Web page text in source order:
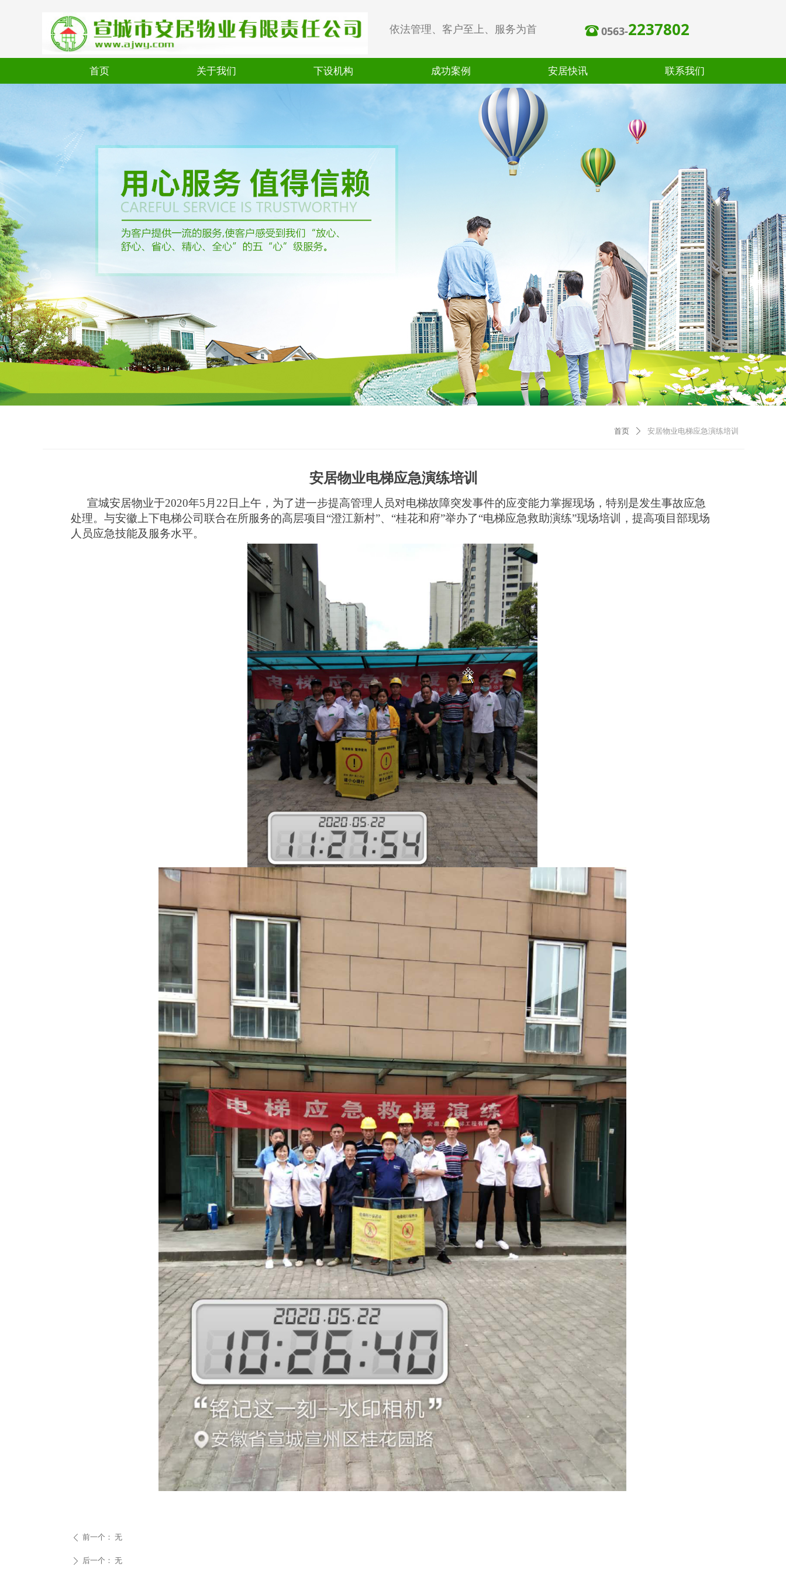
依法管理、客户至上、服务为首 뀰0563-2237802
首页 关于我们 下设机构 成功案例 安居快讯 联系我们
宣城安居物业于2020年5 月 22 日
上午，为了进一步提高管理人员对电梯故障突发事件的应变能力掌握现场，特别是发生事故应急
处理。 与安徽上下电梯公司联合在所服务的高层项目 “澄江新村”、 “桂花和府”举办了“电梯应急救助演练”现场培训， 提高项目部现场
人员应急技能及服务水平。
ꄴ 前一个： 无
ꄲ 后一个： 无
首页 ꄲ 安居物业电梯应急演练培训
安居物业电梯应急演练培训